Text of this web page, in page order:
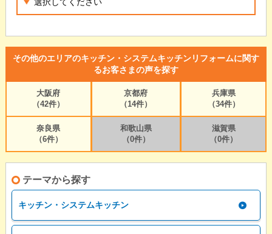
その他のエリアのキッチン・システムキッチンリフォームに関す
るお客さまの声を探す
大阪府
（42件）
京都府
（14件）
兵庫県
（34件）
奈良県
（6件）
和歌山県
（0件）
滋賀県
（0件）
テーマから探す
キッチン・システムキッチン